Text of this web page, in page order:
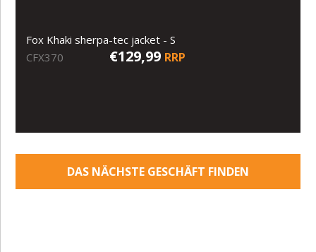
Fox Khaki sherpa-tec jacket - S
CFX370
€129,99 RRP
DAS NÄCHSTE GESCHÄFT FINDEN